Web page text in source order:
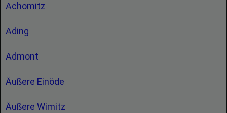
Achomitz
Ading
Admont
Äußere Einöde
Äußere Wimitz